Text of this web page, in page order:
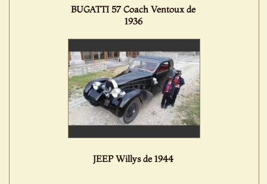
BUGATTI 57 Coach Ventoux de
1936
JEEP Willys de 1944